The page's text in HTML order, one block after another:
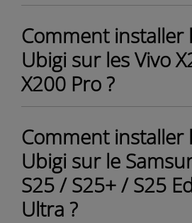
Comment installer
Ubigi sur les Vivo
X200 Pro ?
Comment installer
Ubigi sur le
S25 / S25+ / S25
Ultra ?